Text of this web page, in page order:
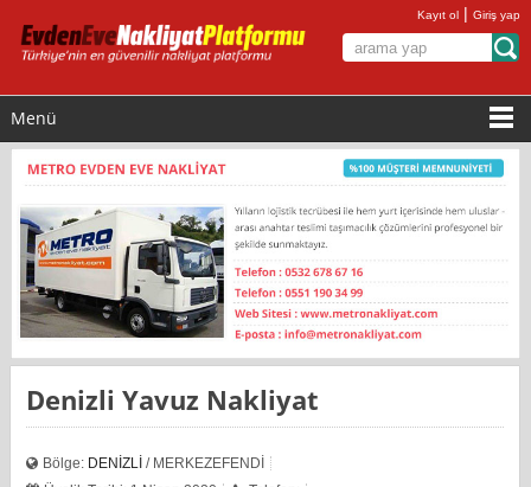
Kayıt ol |Giriş yap
Menü
Denizli Yavuz Nakliyat
Bölge: DENİZLİ / MERKEZEFENDİ